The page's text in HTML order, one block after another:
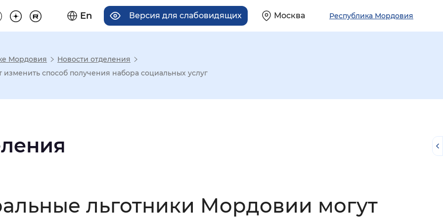
En Версия для слабовидящих Москва Республика Мордовия
отображения
Мордовия
Новости отделения
способ получения набора социальных услуг
льготники Мордовии могут